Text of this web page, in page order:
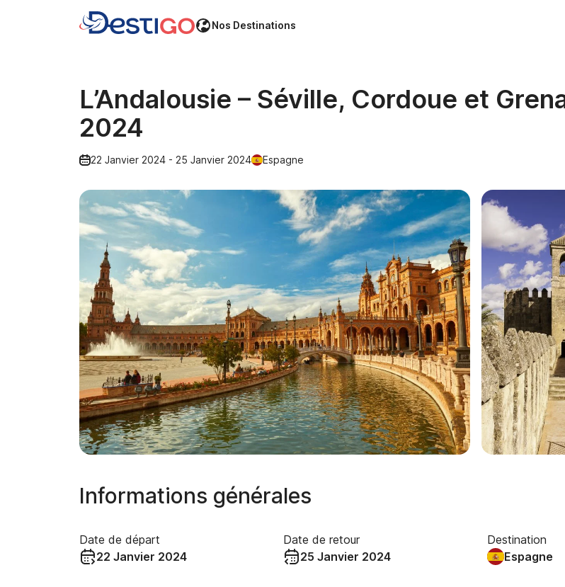
Nos Destinations
L’Andalousie – Séville, Cordoue et
2024
22 Janvier 2024 - 25 Janvier 2024 Espagne
Informations générales
Date de départ
22 Janvier 2024
Date de retour
25 Janvier 2024
Destination
Espagne